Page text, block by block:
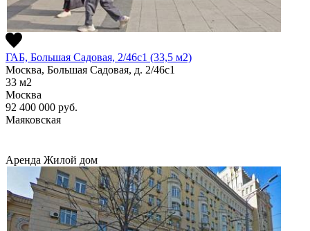
ГАБ, Большая Садовая, 2/46с1 (33,5 м2)
Москва, Большая Садовая, д. 2/46с1
33 м2
Москва
92 400 000 руб.
Маяковская
Аренда Жилой дом